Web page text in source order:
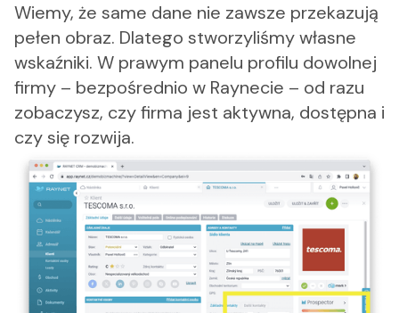
Wiemy, że same dane nie zawsze przekazują
pełen obraz. Dlatego stworzyliśmy własne
wskaźniki. W prawym panelu profilu dowolnej
firmy – bezpośrednio w Raynecie – od razu
zobaczysz, czy firma jest aktywna, dostępna i
czy się rozwija.